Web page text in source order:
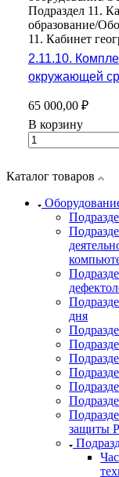
Подраздел 11.
образование/
11. Кабинет
2.11.10.
окружающей
65 000,00 ₽
В корзину
Каталог товаров
дня
защиты